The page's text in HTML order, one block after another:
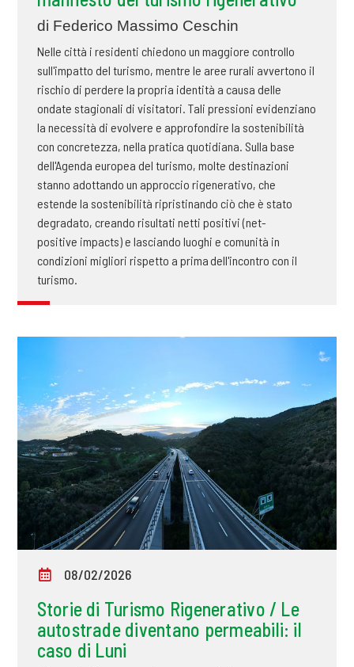
di Federico Massimo Ceschin
Nelle città i residenti chiedono un maggiore controllo
sull'impatto del turismo, mentre le aree rurali avvertono il
rischio di perdere la propria identità a causa delle
ondate stagionali di visitatori. Tali pressioni evidenziano
la necessità di evolvere e approfondire la sostenibilità
con concretezza, nella pratica quotidiana. Sulla base
dell'Agenda europea del turismo, molte destinazioni
stanno adottando un approccio rigenerativo, che
estende la sostenibilità ripristinando ciò che è stato
degradato, creando risultati netti positivi (net-
positive impacts) e lasciando luoghi e comunità in
condizioni migliori rispetto a prima dell'incontro con il
turismo.
08/02/2026
Storie di Turismo Rigenerativo / Le
autostrade diventano permeabili: il
caso di Luni